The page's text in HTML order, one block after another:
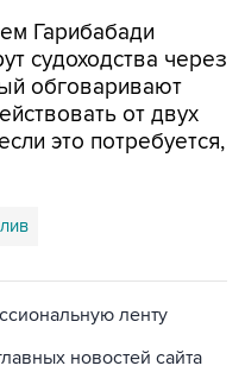
Гарибабади
судоходства через
обговаривают
от двух
это потребуется,
ленту
новостей сайта